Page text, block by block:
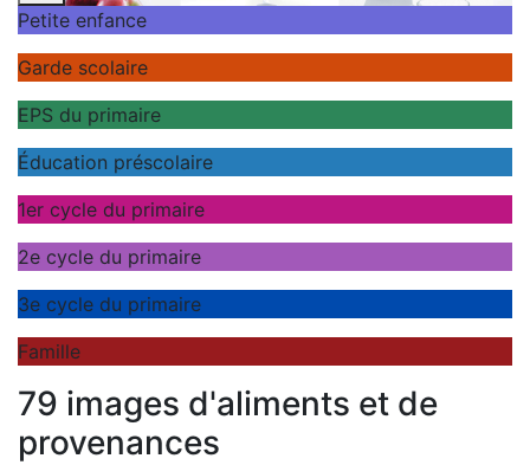
Petite enfance
Garde scolaire
EPS du primaire
Éducation préscolaire
1er cycle du primaire
2e cycle du primaire
3e cycle du primaire
Famille
79 images d'aliments et de
provenances